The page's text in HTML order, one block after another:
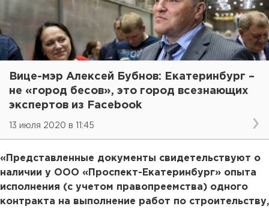
Вице-мэр Алексей Бубнов: Екатеринбург –
не «город бесов», это город всезнающих
экспертов из Facebook
13 июля 2020 в 11:45
«Представленные документы свидетельствуют о
наличии у ООО «Проспект-Екатеринбург» опыта
исполнения (с учетом правопреемства) одного
контракта на выполнение работ по строительству,